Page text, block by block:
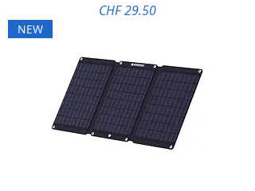
Preis
CHF 29.50
NEW